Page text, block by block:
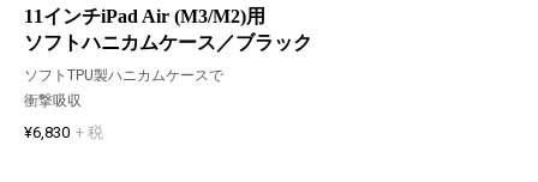
11インチiPad Air (M3/M2)用
ソフトハニカムケース／ブラック
ソフトTPU製ハニカムケースで
衝撃吸収
¥6,830 + 税